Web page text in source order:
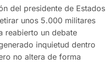
del presidente de Estados
unos 5.000 militares
reabierto un debate
inquietud dentro
no altera de forma